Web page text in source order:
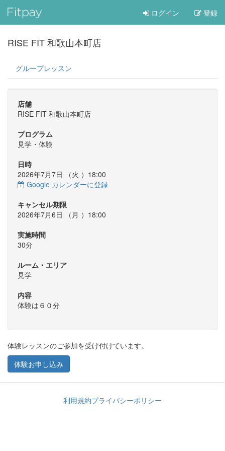
ログイン 登録
RISE FIT 和歌山本町店
グループレッスン
店舗
RISE FIT 和歌山本町店
プログラム
見学・体験
日時
2026年7月7日 （火 ）18:00
Google カレンダーに登録
キャンセル期限
2026年7月6日 （ 月 ）18:00
実施時間
30分
ルーム・エリア
見学
内容
体験は６０分
体験レッスンのご参加を受け付けています。
体験お申し込み
利用規約プライバシーポリシー